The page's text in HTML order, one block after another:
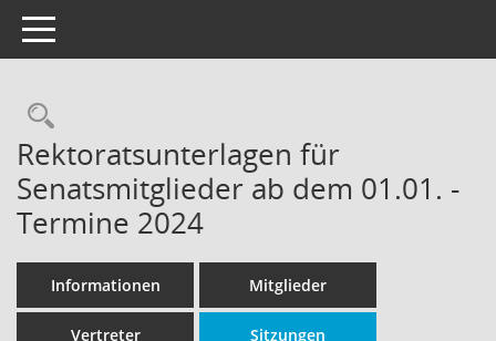
Toggle navigation
Rechercheauswahl
Rektoratsunterlagen für
Senatsmitglieder ab dem 01.01. -
Termine 2024
Informationen Mitglieder
Vertreter Sitzungen